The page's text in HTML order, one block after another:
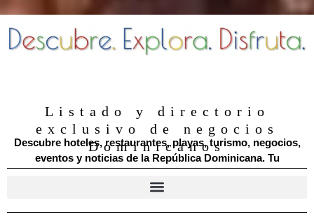
Listado y directorio
exclusivo de negocios
Dominicanos
Descubre hoteles, restaurantes, playas, turismo, negocios,
eventos y noticias de la República Dominicana. Tu